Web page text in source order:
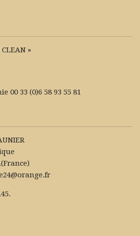
»
00 33 (0)6 58 93 55 81